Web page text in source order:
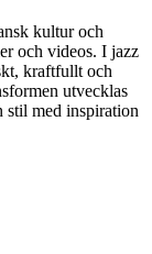
kultur och
och videos. I jazz
kraftfullt och
utvecklas
stil med inspiration